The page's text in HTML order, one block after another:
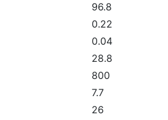
96.8
0.22
0.04
28.8
800
7.7
26